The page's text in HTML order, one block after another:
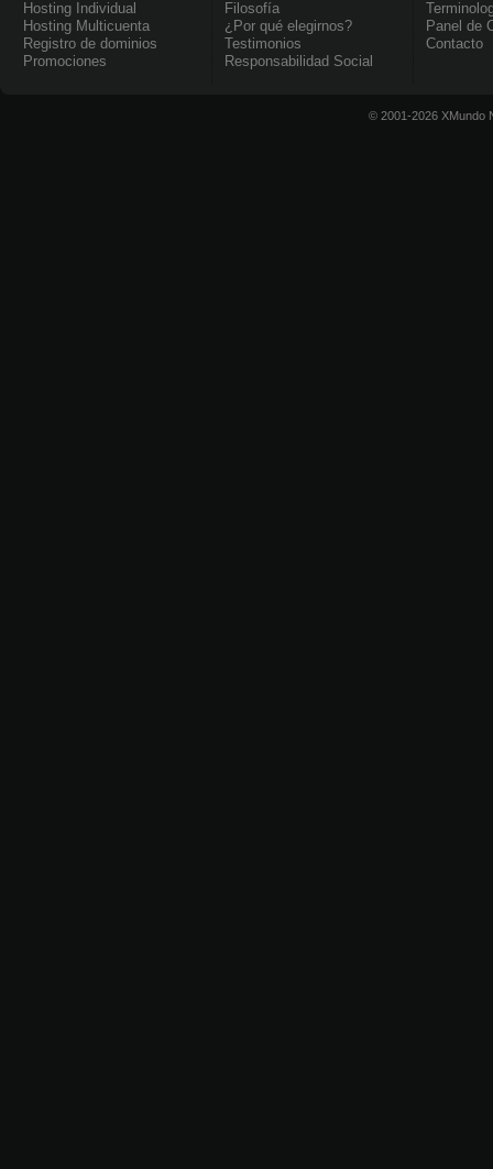
Hosting Individual
Hosting Multicuenta
Registro de dominios
Promociones
Filosofía
¿Por qué elegirnos?
Testimonios
Responsabilidad Social
Panel de
Contacto
© 2001-2026 XMundo